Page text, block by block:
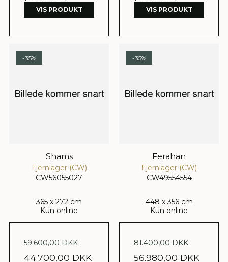
VIS PRODUKT VIS PRODUKT
-35%
Shams
Fjernlager (CW)
CW56055027
365 x 272 cm
Kun online
59.600,00 DKK
44.700,00 DKK
-35%
Ferahan
Fjernlager (CW)
CW49554554
448 x 356 cm
Kun online
81.400,00 DKK
56.980,00 DKK